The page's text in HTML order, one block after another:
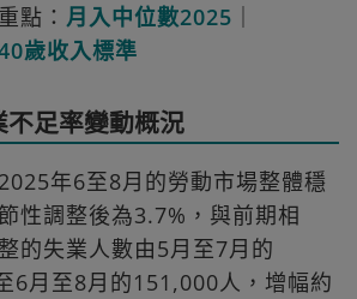
點： 月入中位數2025
歲收入標準
足率變動概況
年6至8月的勞動市場整體穩
性調整後為3.7%，與前期相
的失業人數由5月至7月的
6月至8月的151,000人，增幅約